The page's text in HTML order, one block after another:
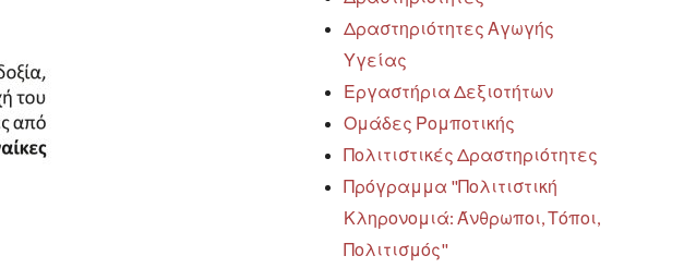
Δραστηριότητες Αγωγής
Υγείας
Εργαστήρια Δεξιοτήτων
Ομάδες Ρομποτικής
Πολιτιστικές Δραστηριότητες
Πρόγραμμα "Πολιτιστική
Κληρονομιά: Άνθρωποι, Τόποι,
Πολιτισμός"